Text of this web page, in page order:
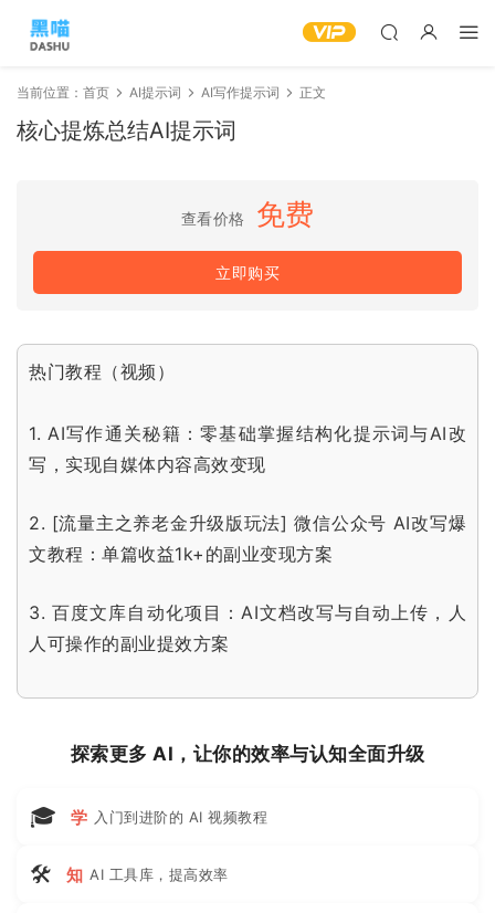
当前位置： 首页 AI提示词 AI写作提示词 正文
核心提炼总结AI提示词
查看价格 免费
立即购买
热门教程（视频）
1.AI写作通关秘籍：零基础掌握结构化提示词与AI改
写，实现自媒体内容高效变现
2. [流量主之养老金升级版玩法] 微信公众号 AI改写爆
文教程：单篇收益1k+的副业变现方案
3.百度文库自动化项目：AI文档改写与自动上传，人
人可操作的副业提效方案
探索更多 AI，让你的效率与认知全面升级
🎓 学 入门到进阶的 AI 视频教程
🛠 知 AI 工具库，提高效率